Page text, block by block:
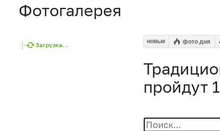
Фотогалерея
Загрузка...
новые фото дня
пройдут